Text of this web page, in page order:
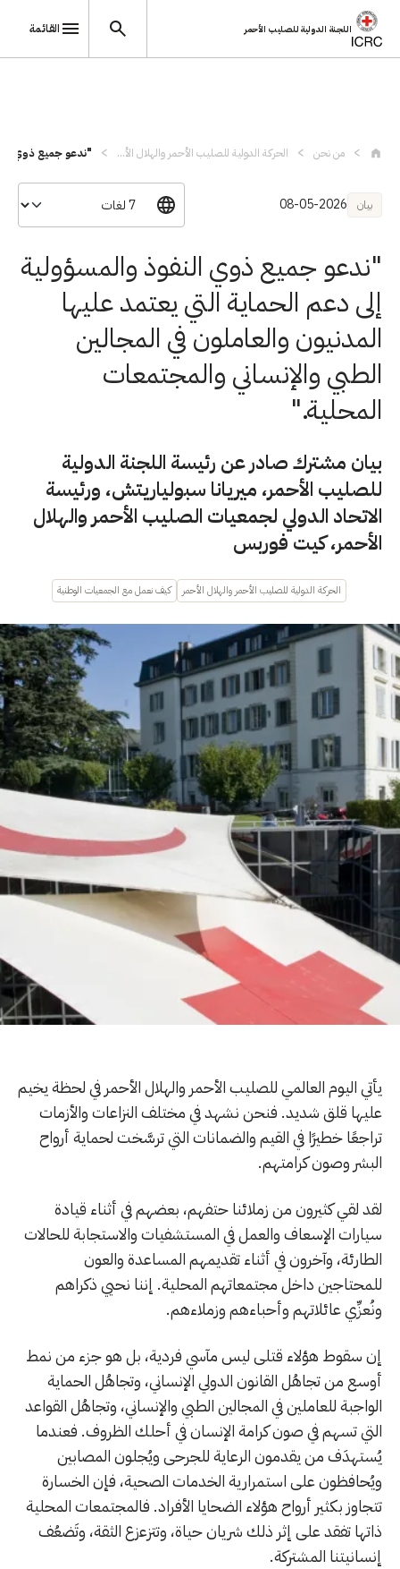
اللجنة الدولية للصليب الأحمر القائمة
من نحن الحركة الدولية للصليب الأحمر والهلال الأ... "ندعو جميع ذوي
بيان 08-05-2026
"ندعو جميع ذوي النفوذ والمسؤولية
إلى دعم الحماية التي يعتمد عليها
المدنيون والعاملون في المجالين
الطبي والإنساني والمجتمعات
المحلية."
بيان مشترك صادر عن رئيسة اللجنة الدولية
للصليب الأحمر، ميريانا سبولياريتش، ورئيسة
الاتحاد الدولي لجمعيات الصليب الأحمر والهلال
الأحمر، كيت فوربس
الحركة الدولية للصليب الأحمر والهلال الأحمر كيف نعمل مع الجمعيات الوطنية
يأتي اليوم العالمي للصليب الأحمر والهلال الأحمر في لحظة يخيم
عليها قلق شديد. فنحن نشهد في مختلف النزاعات والأزمات
تراجعًا خطيرًا في القيم والضمانات التي ترسَّخت لحماية أرواح
البشر وصون كرامتهم.
لقد لقي كثيرون من زملائنا حتفهم، بعضهم في أثناء قيادة
سيارات الإسعاف والعمل في المستشفيات والاستجابة للحالات
الطارئة، وآخرون في أثناء تقديمهم المساعدة والعون
للمحتاجين داخل مجتمعاتهم المحلية. إننا نحيي ذكراهم
ونُعزِّي عائلاتهم وأحباءهم وزملاءهم.
إن سقوط هؤلاء قتلى ليس مآسي فردية، بل هو جزء من نمط
أوسع من تجاهُل القانون الدولي الإنساني، وتجاهُل الحماية
الواجبة للعاملين في المجالين الطبي والإنساني، وتجاهُل القواعد
التي تسهم في صون كرامة الإنسان في أحلك الظروف. فعندما
يُستهدَف من يقدمون الرعاية للجرحى ويُجلون المصابين
ويُحافظون على استمرارية الخدمات الصحية، فإن الخسارة
تتجاوز بكثير أرواح هؤلاء الضحايا الأفراد. فالمجتمعات المحلية
ذاتها تفقد على إثر ذلك شريان حياة، وتتزعزع الثقة، وتَضعُف
إنسانيتنا المشتركة.